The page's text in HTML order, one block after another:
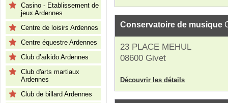
Casino - Etablissement de
jeux Ardennes
Centre de loisirs Ardennes
Centre équestre Ardennes
Club d’aïkido Ardennes
Club d'arts martiaux
Ardennes
Club de billard Ardennes
Conservatoire de musique
23 PLACE MEHUL
08600 Givet
Découvrir les détails